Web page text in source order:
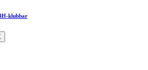
klubbar